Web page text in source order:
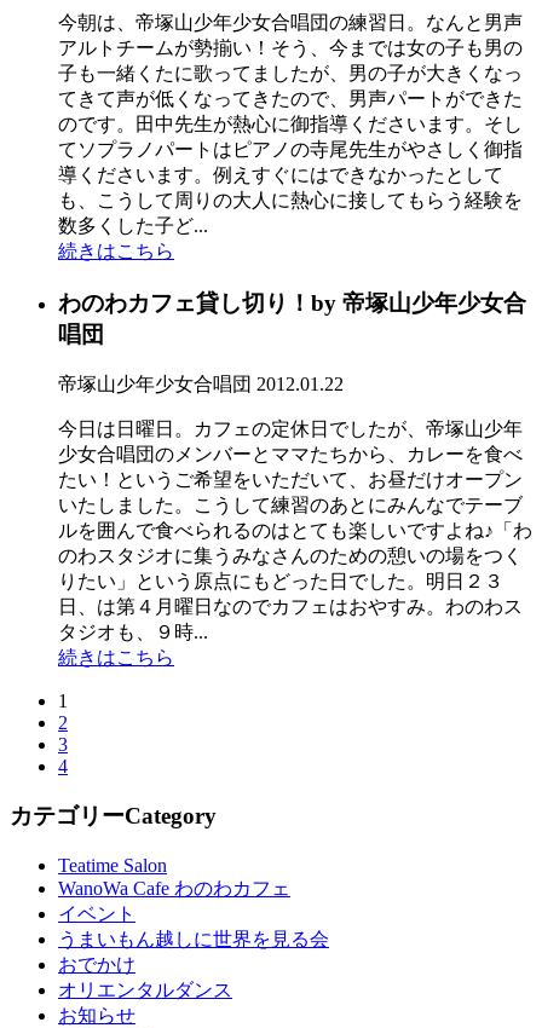
今朝は、帝塚山少年少女合唱団の練習日。なんと男声
アルトチームが勢揃い！そう、今までは女の子も男の
子も一緒くたに歌ってましたが、男の子が大きくなっ
てきて声が低くなってきたので、男声パートができた
のです。田中先生が熱心に御指導くださいます。そし
てソプラノパートはピアノの寺尾先生がやさしく御指
導くださいます。例えすぐにはできなかったとして
も、こうして周りの大人に熱心に接してもらう経験を
数多くした子ど...
続きはこちら
わのわカフェ貸し切り！by 帝塚山少年少女合
唱団
帝塚山少年少女合唱団 2012.01.22
今日は日曜日。カフェの定休日でしたが、帝塚山少年
少女合唱団のメンバーとママたちから、カレーを食べ
たい！というご希望をいただいて、お昼だけオープン
いたしました。こうして練習のあとにみんなでテーブ
ルを囲んで食べられるのはとても楽しいですよね♪「わ
のわスタジオに集うみなさんのための憩いの場をつく
りたい」という原点にもどった日でした。明日２３
日、は第４月曜日なのでカフェはおやすみ。わのわス
タジオも、９時...
続きはこちら
1
2
3
4
カテゴリーCategory
Teatime Salon
WanoWa Cafe わのわカフェ
イベント
うまいもん越しに世界を見る会
おでかけ
オリエンタルダンス
お知らせ